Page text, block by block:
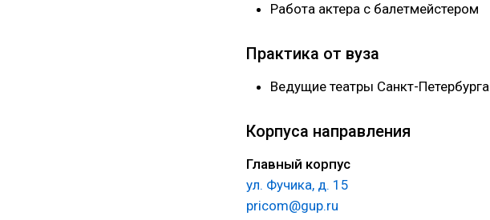
Работа актера с балетмейстером
Практика от вуза
Ведущие театры Санкт-Петербурга
Корпуса направления
Главный корпус
ул. Фучика, д. 15
pricom@gup.ru